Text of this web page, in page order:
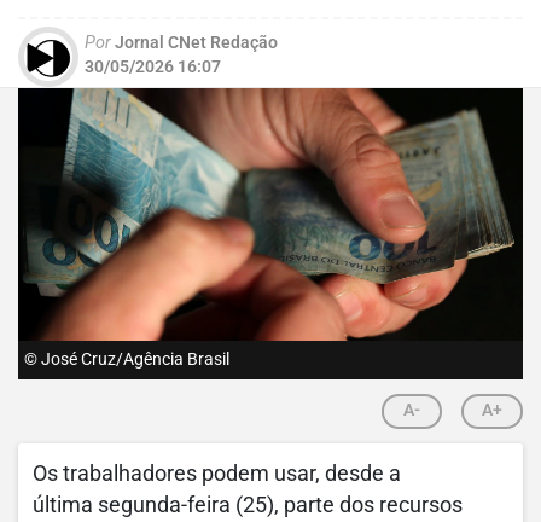
PorJornal CNet Redação
30/05/2026 16:07
© José Cruz/Agência Brasil
A- A+
Os trabalhadores podem usar, desde a
última segunda-feira (25), parte dos recursos